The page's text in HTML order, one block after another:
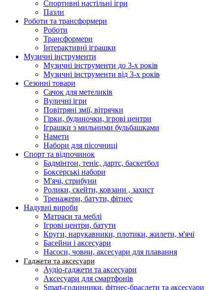
Спортивні настільні ігри
Пазли
Роботи та трансформери
Роботи
Трансформери
Інтерактивні іграшки
Музичні інструменти
Музичні інструменти до 3-х років
Музичні інструменти від 3-х років
Сезонні товари
Сачок для метеликів
Вуличні ігри
Повітряні змії, вітрячки
Гірки, будиночки, ігрові центри
Іграшки з мильними бульбашками
Намети
Набори для пісочниці
Спорт та відпочинок
Бадмінтон, теніс, дартс, баскетбол
Боксерські набори
М'ячі, стрибуни
Ролики, скейти, ковзани , захист
Тренажери, батути, фітнес
Надувні вироби
Матраси та меблі
Ігрові центри, батути
Круги, нарукавники, плотики, жилети, м'ячі
Басейни і аксесуари
Насоси, човни, аксесуари для плавання
Гаджети та аксесуари
Аудіо-гаджети та аксесуари
Аксесуари для смартфонів
Smart-годинники, фітнес-браслети та аксесуари